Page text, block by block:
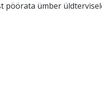
pöörata ümber